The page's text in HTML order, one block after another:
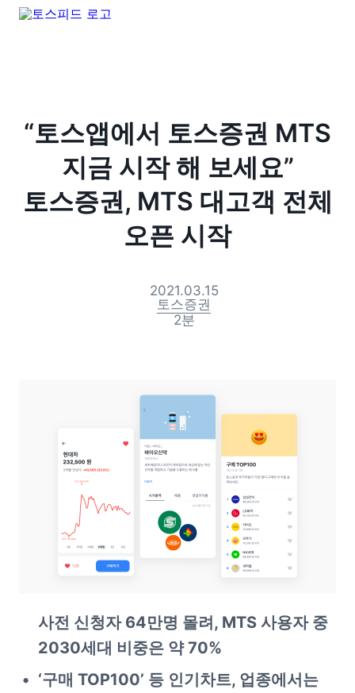
“토스앱에서 토스증권 MTS
지금 시작 해 보세요”
토스증권, MTS 대고객 전체
오픈 시작
2021.03.15
토스증권
2분
사전 신청자 64만명 몰려, MTS 사용자 중
2030세대 비중은 약 70%
‘구매 TOP100’ 등 인기차트, 업종에서는